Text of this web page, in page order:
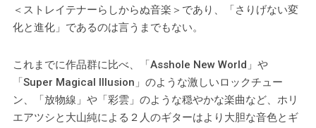
＜ストレイテナーらしからぬ音楽＞であり、「さりげない変
化と進化」であるのは言うまでもない。
これまでに作品群に比べ、「Asshole New World」や
「Super Magical Illusion」のような激しいロックチュー
ン、「放物線」や「彩雲」のような穏やかな楽曲など、ホリ
エアツシと大山純による２人のギターはより大胆な音色とギ